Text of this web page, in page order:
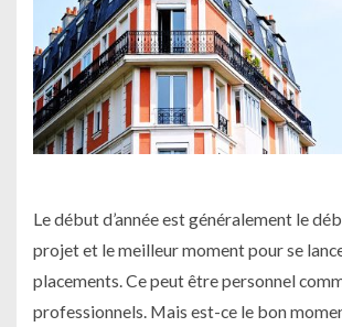
Le début d’année est généralement le
projet et le meilleur moment pour se
placements. Ce peut être personnel
professionnels. Mais est-ce le bon